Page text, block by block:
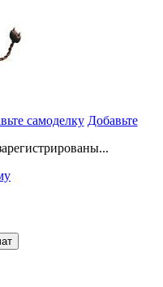
самоделку Добавьте